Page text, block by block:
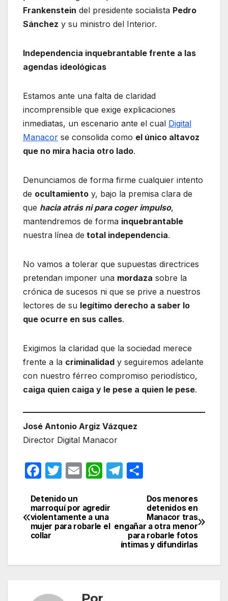
Frankenstein del presidente socialista Pedro
Sánchez y su ministro del Interior.
Independencia inquebrantable frente a las
agendas ideológicas
Estamos ante una falta de claridad
incomprensible que exige explicaciones
inmediatas, un escenario ante el cual Digital
Manacor se consolida como el único altavoz
que no mira hacia otro lado.
Denunciamos de forma firme cualquier intento
de ocultamiento y, bajo la premisa clara de
que hacia atrás ni para coger impulso,
mantendremos de forma inquebrantable
nuestra línea de total independencia.
No vamos a tolerar que supuestas directrices
pretendan imponer una mordaza sobre la
crónica de sucesos ni que se prive a nuestros
lectores de su legítimo derecho a saber lo
que ocurre en sus calles.
Exigimos la claridad que la sociedad merece
frente a la criminalidad y seguiremos adelante
con nuestro férreo compromiso periodístico,
caiga quien caiga y le pese a quien le pese.
José Antonio Argiz Vázquez
Director Digital Manacor
F
c
e
b
o
T
itt
er
E
ail
W
at
s
A
p
T
gr
a
m
m
p
ar
tir
Navegación
de
Dos menores
detenidos en
Manacor tras
engañar a otra menor
para robarle fotos
íntimas y difundirlas
Detenido un
marroquí por agredir
violentamente a una
mujer para robarle el
collar